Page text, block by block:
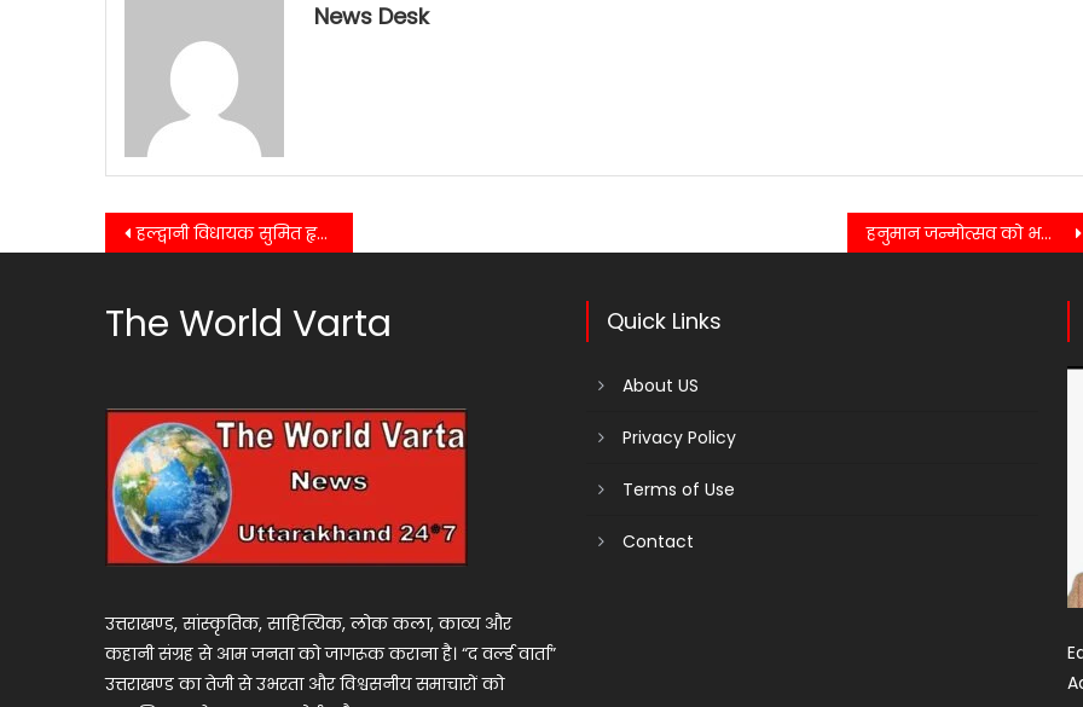
News Desk
Post
हल्द्वानी विधायक सुमित हृदयेश ने नवनिर्वाचित महानगर अध्यक्ष और जिलाध्यक्ष का किया स्वागत……. हनुमान जन्मोत्सव को भव्य बनाने की जोरदार तैयारियां,16 करोड़ हरि नाम जाप कर प्रभु हनुमान को किए जाएंगे अर्पित………
The World Varta
उत्तराखण्ड, सांस्कृतिक, साहित्यिक, लोक कला, काव्य और
कहानी संग्रह से आम जनता को जागरूक कराना है। “द वर्ल्ड वार्ता”
उत्तराखण्ड का तेजी से उभरता और विश्वसनीय समाचारों को
Quick Links
About US
Privacy Policy
Terms of Use
Contact